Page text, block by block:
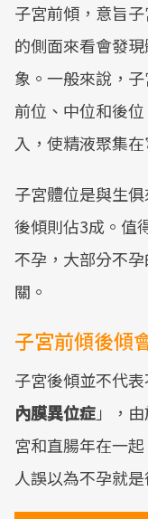
子宮前傾，意旨
的側面來看會發
象。一般來說，
前位、中位和後
入，使精液聚集
子宮體位是與生
後傾則佔3成。值
不孕，大部分不
關。
子宮前傾後傾
子宮後傾並不代
內膜異位症」，
宮和直腸年在一
人誤以為不孕就是